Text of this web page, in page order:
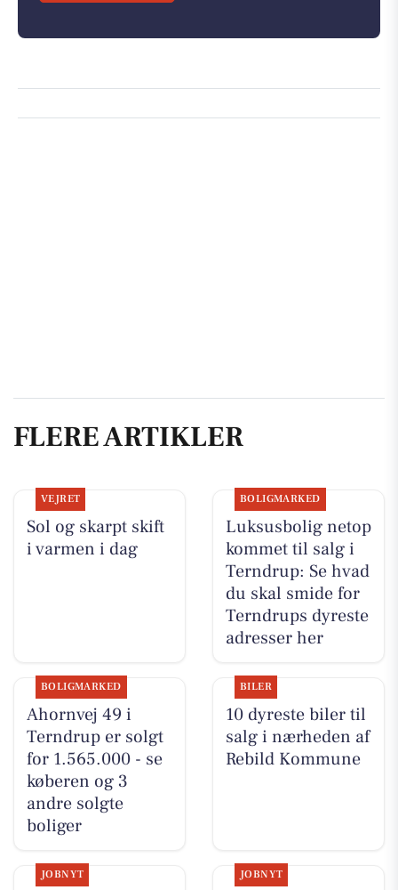
FLERE ARTIKLER
VEJRET
Sol og skarpt skift
i varmen i dag
BOLIGMARKED
Luksusbolig netop
kommet til salg i
Terndrup: Se hvad
du skal smide for
Terndrups dyreste
adresser her
BOLIGMARKED
Ahornvej 49 i
Terndrup er solgt
for 1.565.000 - se
køberen og 3
andre solgte
boliger
BILER
10 dyreste biler til
salg i nærheden af
Rebild Kommune
JOBNYT JOBNYT